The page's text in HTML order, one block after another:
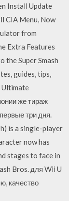
Install Update
CIA Menu, Now
from
Extra Features
the Super Smash
guides, tips,
же тираж
три дня.
is a single-player
now has
stages to face in
Bros. для Wii U
качество